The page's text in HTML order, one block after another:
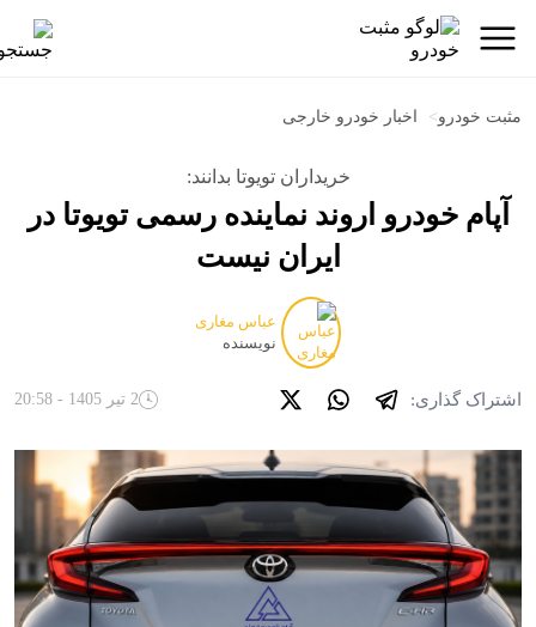
مثبت خودرو> اخبار خودرو خارجی
خریداران تویوتا بدانند:
آپام خودرو اروند نماینده رسمی تویوتا در
ایران نیست
عباس مغاری
نویسنده
اشتراک گذاری: 2 تیر 1405 - 20:58